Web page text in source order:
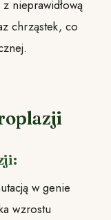
nieprawidłową
chrząstek, co
w genie
wzrostu